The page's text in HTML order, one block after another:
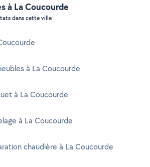
à La Coucourde
dans cette ville
à La Coucourde
à La Coucourde
à La Coucourde
chaudière à La Coucourde